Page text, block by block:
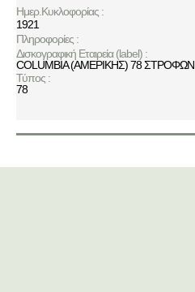
Ημερ.Κυκλοφορίας :
1921
Πληροφορίες :
Δισκογραφική Εταιρεία (label) :
COLUMBIA (ΑΜΕΡΙΚΗΣ) 78 ΣΤΡΟΦΩΝ
Τύπος :
78